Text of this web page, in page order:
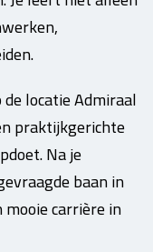
locatie Admiraal
praktijkgerichte
Na je
baan in
carrière in